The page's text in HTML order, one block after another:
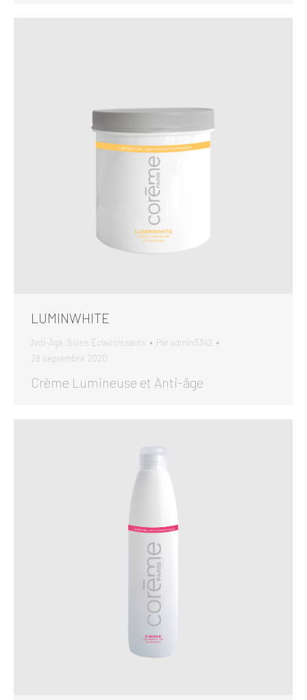
LUMINWHITE
Anti-Âge, Soins Éclaircissants Par admin3342
28 septembre 2020
Crème Lumineuse et Anti-âge